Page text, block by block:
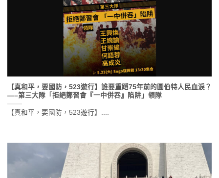
【真和平，要國防，523遊行】誰要重蹈75年前的圖伯特人民血淚？
—–第三大隊「拒絕鄭習會『一中併吞』陷阱」領隊
【真和平，要國防，523遊行】....